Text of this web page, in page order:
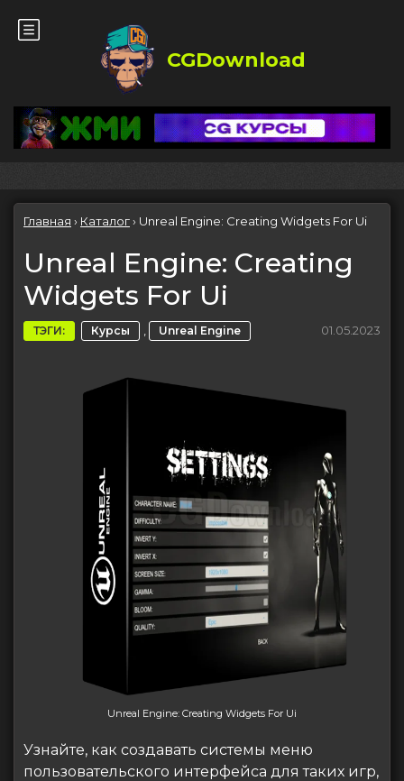
CGDownload
Главная › Каталог› Unreal Engine: Creating Widgets For Ui
Unreal Engine: Creating
Widgets For Ui
ТЭГИ: Курсы , Unreal Engine 01.05.2023
Unreal Engine: Creating Widgets For Ui
Узнайте, как создавать системы меню
пользовательского интерфейса для таких игр,